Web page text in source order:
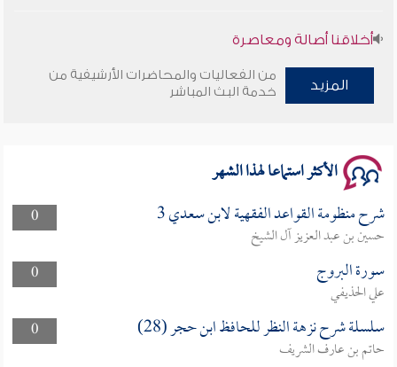
أخلاقنا أصالة ومعاصرة
وأمنهم من خوف 9
المزيد
من الفعاليات والمحاضرات الأرشيفية من
خدمة البث المباشر
الأكثر استماعا لهذا الشهر
0 شرح منظومة القواعد الفقهية لابن سعدي 3
حسين بن عبد العزيز آل الشيخ
0
سورة البروج
علي الحذيفي
0
سلسلة شرح نزهة النظر للحافظ ابن حجر (28)
حاتم بن عارف الشريف